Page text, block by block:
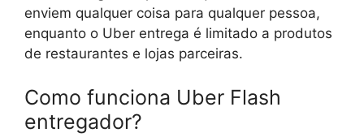
enviem qualquer coisa para qualquer pessoa,
enquanto o Uber entrega é limitado a produtos
de restaurantes e lojas parceiras.
Como funciona Uber Flash
entregador?